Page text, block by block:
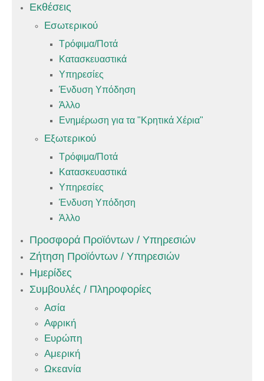
Εκθέσεις
Εσωτερικού
Τρόφιμα/Ποτά
Κατασκευαστικά
Υπηρεσίες
Ένδυση Υπόδηση
Άλλο
Ενημέρωση για τα "Κρητικά Χέρια"
Εξωτερικού
Τρόφιμα/Ποτά
Κατασκευαστικά
Υπηρεσίες
Ένδυση Υπόδηση
Άλλο
Προσφορά Προϊόντων / Υπηρεσιών
Ζήτηση Προϊόντων / Υπηρεσιών
Ημερίδες
Συμβουλές / Πληροφορίες
Ασία
Αφρική
Ευρώπη
Αμερική
Ωκεανία